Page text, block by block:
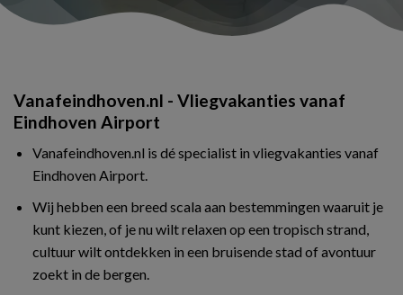
Vanafeindhoven.nl - Vliegvakanties vanaf
Eindhoven Airport
Vanafeindhoven.nl is dé specialist in vliegvakanties vanaf
Eindhoven Airport.
Wij hebben een breed scala aan bestemmingen waaruit je
kunt kiezen, of je nu wilt relaxen op een tropisch strand,
cultuur wilt ontdekken in een bruisende stad of avontuur
zoekt in de bergen.